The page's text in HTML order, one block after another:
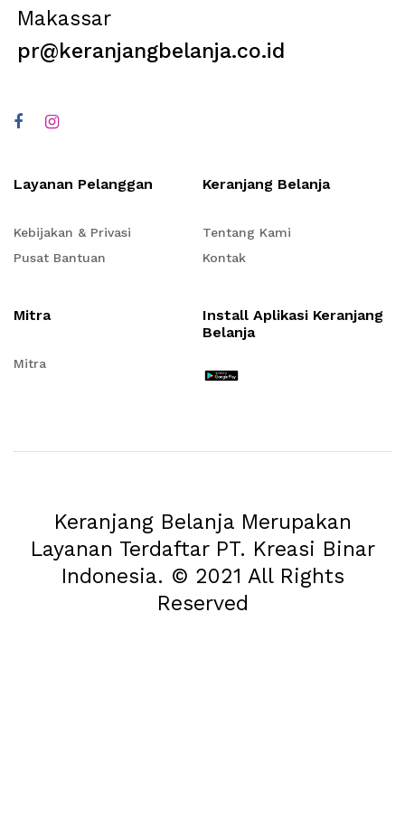
Makassar
pr@keranjangbelanja.co.id
Layanan Pelanggan
Kebijakan & Privasi
Pusat Bantuan
Keranjang Belanja
Tentang Kami
Kontak
Mitra
Mitra
Install Aplikasi Keranjang
Belanja
Keranjang Belanja Merupakan
Layanan Terdaftar PT. Kreasi Binar
Indonesia. © 2021 All Rights
Reserved